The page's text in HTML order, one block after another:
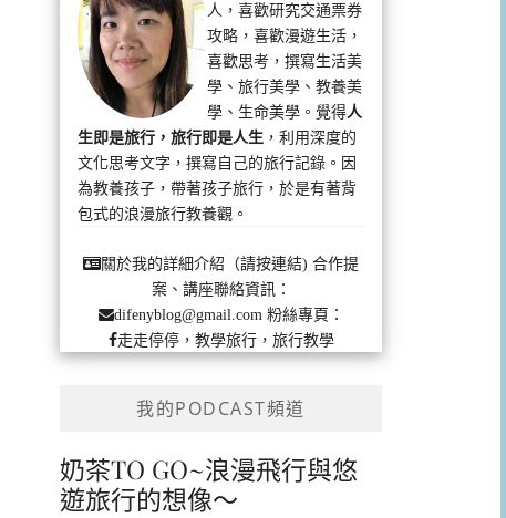
人，喜歡研究交通票券
攻略，喜歡漫遊生活，
喜歡思考，撰寫生活美
學、旅行美學、教養美
學、生命美學。覺得人
生即是旅行，旅行即是人生 ，利用深度的
文化思考文字，撰寫自己的旅行記錄。因
為教養孩子，帶著孩子旅行，於是有著背
包式的浪漫旅行教養觀。
關於我的詳細介紹（請按連結) 合作提
案、講座聯絡資訊：
difenyblog@gmail.com粉絲專頁：
走走停停，教學旅行，旅行教學
我的PODCAST頻道
奶茶TO GO~浪漫飛行與悠
遊旅行的想像～